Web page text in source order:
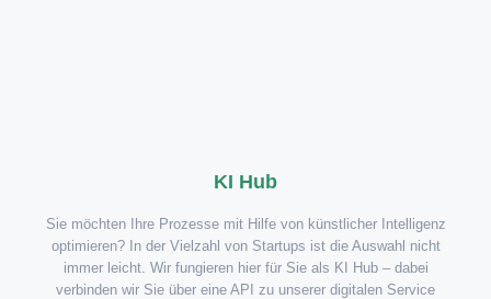
KI Hub
Sie möchten Ihre Prozesse mit Hilfe von künstlicher Intelligenz
optimieren? In der Vielzahl von Startups ist die Auswahl nicht
immer leicht. Wir fungieren hier für Sie als KI Hub – dabei
verbinden wir Sie über eine API zu unserer digitalen Service